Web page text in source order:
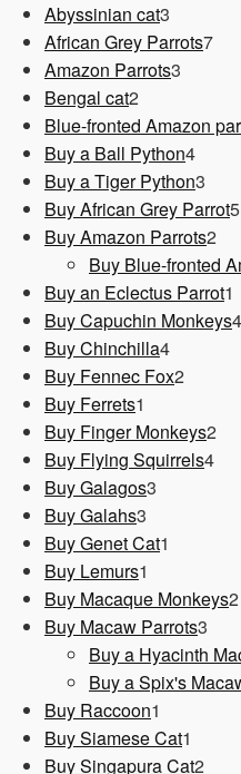
Abyssinian cat3
Produkte
African Grey Parrots77
Amazon Parrots3
Bengal cat22
Produkte
Blue-fronted Amazon
Buy a Ball Python44
Buy a Tiger Python3
Buy African Grey Parrot55
Buy Amazon Parrots22
Buy Blue-fronted
Buy an Eclectus Parrot1
Buy Capuchin Monkeys4
Buy Chinchilla44
Produkte
Buy Fennec Fox22
Buy Ferrets1
Produkt
Buy Finger Monkeys22
Buy Flying Squirrels44
Buy Galagos3
Buy Galahs3
Produkte
Buy Genet Cat1
Buy Lemurs1
Produkt
Buy Macaque Monkeys22
Buy Macaw Parrots3
Buy a Hyacinth
Buy a Spix's
Buy Raccoon1
Produkt
Buy Siamese Cat1
Produkt
Buy Singapura Cat22